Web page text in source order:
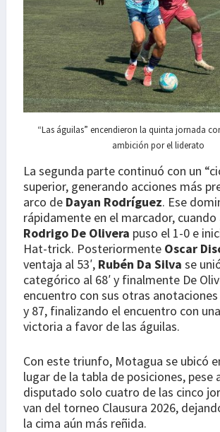
“Las águilas” encendieron la quinta jornada
ambición por el liderato
La segunda parte continuó con un
superior, generando acciones más
arco de Dayan Rodríguez. Ese
rápidamente en el marcador, cuando
Rodrigo De Olivera puso el 1-0 e
Hat-trick. Posteriormente Oscar
ventaja al 53′, Rubén Da Silva se
categórico al 68′ y finalmente De
encuentro con sus otras
y 87, finalizando el encuentro con
victoria a favor de las águilas.
Con este triunfo, Motagua se ubicó
lugar de la tabla de posiciones, pese
disputado solo cuatro de las cinco
van del torneo Clausura 2026,
la cima aún más reñida.